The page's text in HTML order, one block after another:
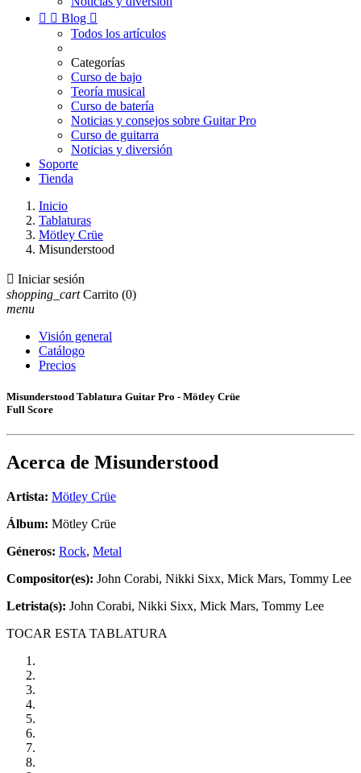
  Blog 
Todos los artículos
Categorías
Curso de bajo
Teoría musical
Curso de batería
Noticias y consejos sobre Guitar Pro
Curso de guitarra
Noticias y diversión
Soporte
Tienda
Inicio
Tablaturas
Mötley Crüe
Misunderstood
 Iniciar sesión
shopping_cart Carrito (0)
menu
Visión general
Catálogo
Precios
Misunderstood Tablatura Guitar Pro - Mötley Crüe
Full Score
Acerca de Misunderstood
Artista: Mötley Crüe
Álbum: Mötley Crüe
Géneros: Rock, Metal
Compositor(es): John Corabi, Nikki Sixx, Mick Mars, Tommy Lee
Letrista(s): John Corabi, Nikki Sixx, Mick Mars, Tommy Lee
TOCAR ESTA TABLATURA